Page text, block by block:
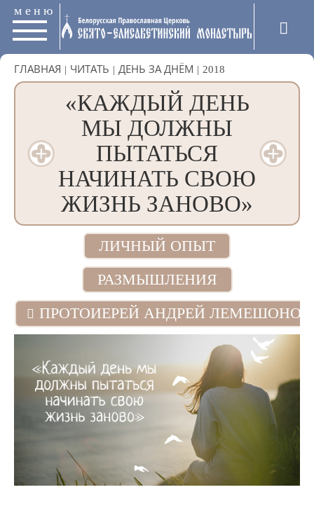
меню
ГЛАВНАЯ | ЧИТАТЬ | ДЕНЬ ЗА ДНЁМ | 2018
«КАЖДЫЙ ДЕНЬ
МЫ ДОЛЖНЫ
ПЫТАТЬСЯ
НАЧИНАТЬ СВОЮ
ЖИЗНЬ ЗАНОВО»
ЛИЧНЫЙ ОПЫТ
РАЗМЫШЛЕНИЯ
ПРОТОИЕРЕЙ АНДРЕЙ ЛЕМЕШОНОК